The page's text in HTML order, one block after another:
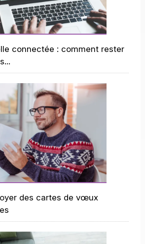
connectée : comment rester
des cartes de vœux